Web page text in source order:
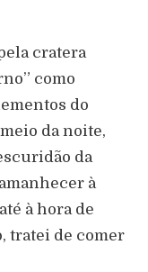
cratera
como
do
da noite,
da
à
à hora de
tratei de comer